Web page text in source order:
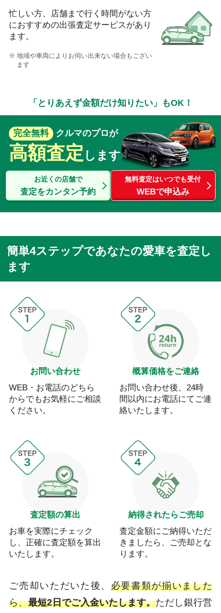
忙しい方、店舗まで行く時間がない方
におすすめの出張査定サービスがあり
ます。
地域や車両によりお伺い出来ない場合もござい
ます
「とりあえず金額だけ知りたい」もOK！
完全無料 クルマのプロが
高額査定 します
お近くの店舗で
査定をカンタン予約
無料査定はいつでも受付
WEBで申込み
簡単4ステップであなたの愛車を査定し
ます
お問い合わせ
WEB・お電話のどちら
からでもお気軽にご相談
ください。
概算価格をご連絡
お問い合わせ後、24時
間以内にお電話にてご連
絡いたします。
査定額の算出
お車を実際にチェック
し、正確に査定額を算出
いたします。
納得されたらご売却
査定金額にご納得いただ
きましたら、ご売却とな
ります。
ご売却いただいた後、 必要書類が揃いました
ら、最短2日でご入金いたします。ただし銀行営